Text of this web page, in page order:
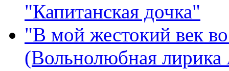
"Капитанская дочка"
"В мой жестокий век
(Вольнолюбная